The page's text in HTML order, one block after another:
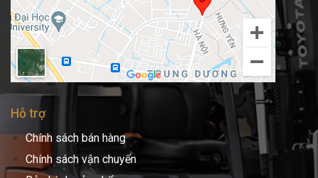
Hỗ trợ
Chính sách bán hàng
Chính sách vận chuyển